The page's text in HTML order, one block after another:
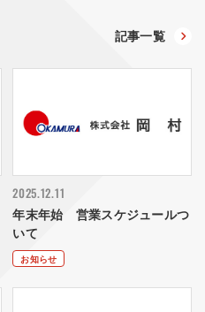
記事一覧
2025.12.11
年末年始 営業スケジュールつ
いて
お知らせ